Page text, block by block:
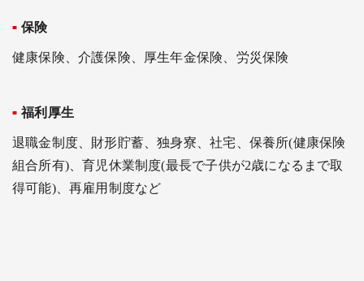
保険
健康保険、介護保険、厚生年金保険、労災保険
福利厚生
退職金制度、財形貯蓄、独身寮、社宅、保養所(健康保険
組合所有)、育児休業制度(最長で子供が2歳になるまで取
得可能)、再雇用制度など